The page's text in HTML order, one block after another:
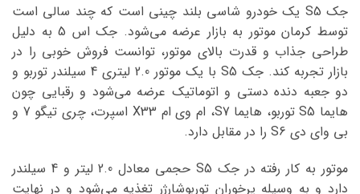
جک S5 یک خودرو شاسی بلند چینی است که چند سالی است
توسط کرمان موتور به بازار عرضه می‌شود. جک اس 5 به دلیل
طراحی جذاب و قدرت بالای موتور، توانست فروش خوبی را در
بازار تجربه کند. جک S5 با یک موتور 2.0 لیتری 4 سیلندر توربو و
دو جعبه دنده دستی و اتوماتیک عرضه می‌شود و رقبایی چون
هایما S5 توربو، هایما S7، ام وی ام X33 اسپرت، چری تیگو 7 و
بی وای دی S6 را در مقابل دارد.
موتور به کار رفته در جک S5 حجمی معادل 2.0 لیتر و 4 سیلندر
دارد و به وسیله پرخوران توربوشارژر تغذیه می‌شود و در نهایت